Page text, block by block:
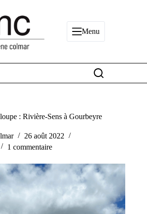
Menu
: Rivière-Sens à Gourbeyre
26 août 2022
1 commentaire